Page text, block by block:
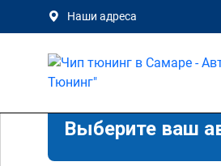
Наши адреса
Выберите ваш